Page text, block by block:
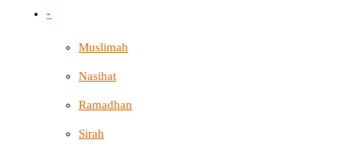
-
Muslimah
Nasihat
Ramadhan
Sirah